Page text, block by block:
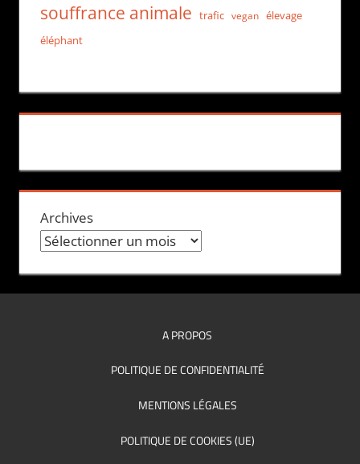
souffrance animale trafic vegan
élevage
éléphant
Archives
A PROPOS
POLITIQUE DE CONFIDENTIALITÉ
MENTIONS LÉGALES
POLITIQUE DE COOKIES (UE)